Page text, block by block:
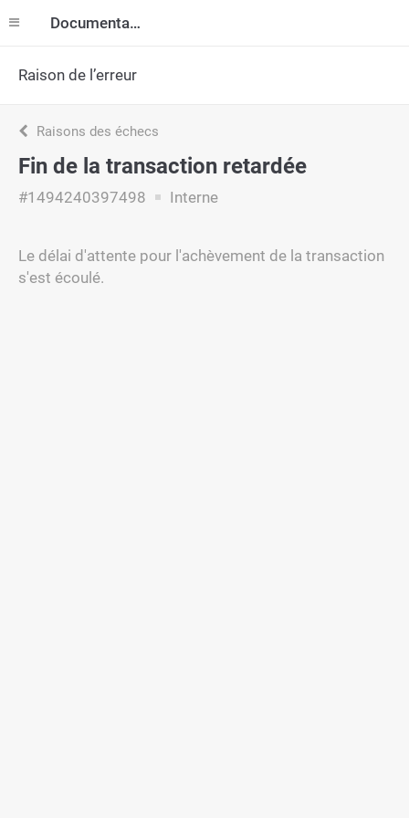
Documentation
Raison de l’erreur
Raisons des échecs
Fin de la transaction retardée
#1494240397498 Interne
Le délai d'attente pour l'achèvement de la transaction
s'est écoulé.